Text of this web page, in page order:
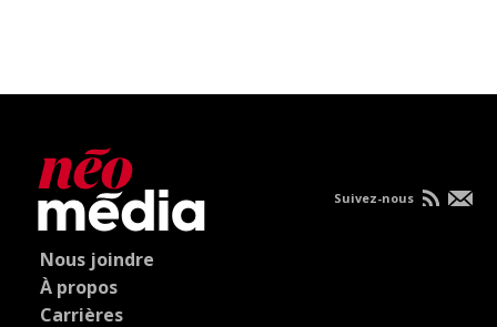
Nous joindre
À propos
Carrières
Suivez-nous